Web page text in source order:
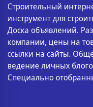
Строительный
инструмент для
Доска объявлений.
компании, цены на
ссылки на сайты.
ведение личных
Специально